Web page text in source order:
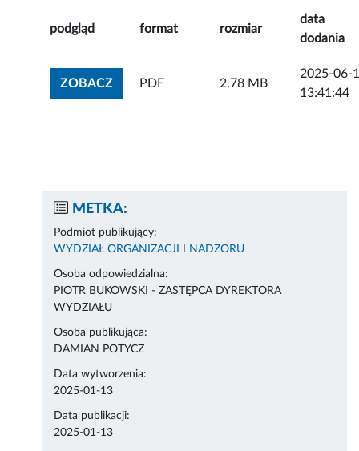
podgląd format rozmiar
data
dodania
ZOBACZZOBACZ ZAŁĄCZNIK
PDF 2.78 MB
2025-06-
13:41:44
METKA:
Podmiot publikujący:
WYDZIAŁ ORGANIZACJI I NADZORU
Osoba odpowiedzialna:
PIOTR BUKOWSKI - ZASTĘPCA DYREKTORA
WYDZIAŁU
Osoba publikująca:
DAMIAN POTYCZ
Data wytworzenia:
2025-01-13
Data publikacji:
2025-01-13